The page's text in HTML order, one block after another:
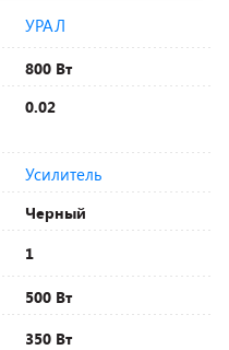
УРАЛ
800 Вт
0.02
Усилитель
Черный
1
500 Вт
350 Вт